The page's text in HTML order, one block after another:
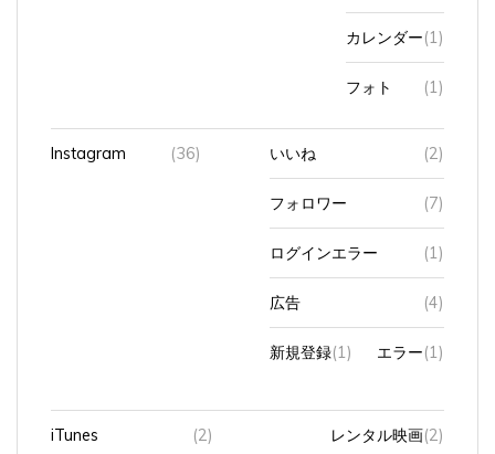
カレンダー(1)
フォト (1)
Instagram (36) いいね (2)
フォロワー (7)
ログインエラー (1)
広告 (4)
新規登録(1) エラー(1)
iTunes (2) レンタル映画(2)